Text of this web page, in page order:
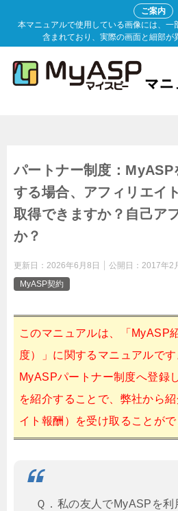
ご案内
本マニュアルで使用している画像には、一
含まれており、実際の画面と細部が
パートナー制度：MyASP
する場合、アフィリエイ
取得できますか？自己ア
か？
更新日： 2026年6月8日 公開日： 2017年2
MyASP契約
このマニュアルは、「MyASP
度）」に関するマニュアルです
MyASPパートナー制度へ登録
を紹介することで、弊社から
イト報酬）を受け取ることがで
Ｑ．私の友人でMyASPを利